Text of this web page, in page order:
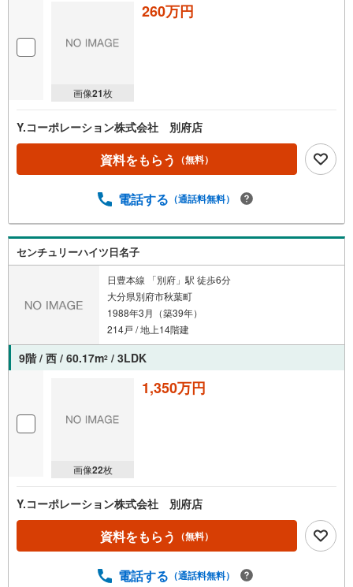
画像21枚
260万円
Y.コーポレーション株式会社 別府店
資料をもらう （無料）
電話する （通話料無料）
センチュリーハイツ日名子
日豊本線 「別府」駅 徒歩6分
大分県別府市秋葉町
1988年3月（築39年）
214戸 / 地上14階建
9階 / 西 / 60.17m2 / 3LDK
画像22枚
1,350万円
Y.コーポレーション株式会社 別府店
資料をもらう （無料）
電話する （通話料無料）